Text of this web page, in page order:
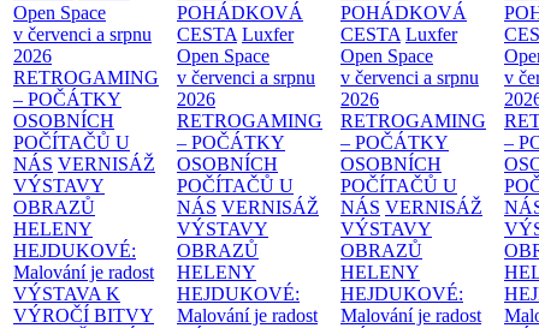
Open Space
v červenci a srpnu
2026
RETROGAMING
– POČÁTKY
OSOBNÍCH
POČÍTAČŮ U
NÁS VERNISÁŽ
VÝSTAVY
OBRAZŮ
HELENY
HEJDUKOVÉ:
Malování je radost
VÝSTAVA K
VÝROČÍ BITVY
POHÁDKOVÁ
CESTA Luxfer
Open Space
v červenci a srpnu
2026
RETROGAMING
– POČÁTKY
OSOBNÍCH
POČÍTAČŮ U
NÁS VERNISÁŽ
VÝSTAVY
OBRAZŮ
HELENY
HEJDUKOVÉ:
Malování je radost
POHÁDKOVÁ
CESTA Luxfer
Open Space
v červenci a srpnu
2026
RETROGAMING
– POČÁTKY
OSOBNÍCH
POČÍTAČŮ U
NÁS VERNISÁŽ
VÝSTAVY
OBRAZŮ
HELENY
HEJDUKOVÉ:
Malování je radost
v
–